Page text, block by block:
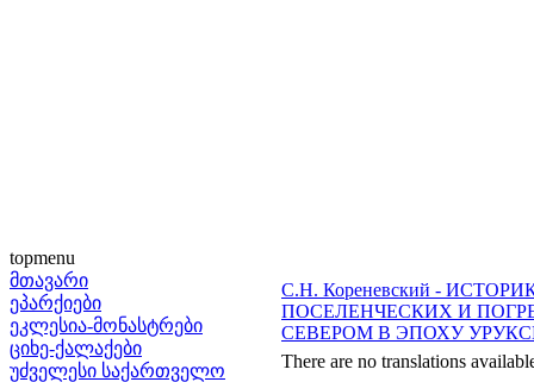
topmenu
მთავარი
ეპარქიები
ეკლესია-მონასტრები
ციხე-ქალაქები
უძველესი საქართველო
С.Н. Кореневский -
ПОСЕЛЕНЧЕСКИХ И
СЕВЕРОМ В ЭПОХУ
There are no translations